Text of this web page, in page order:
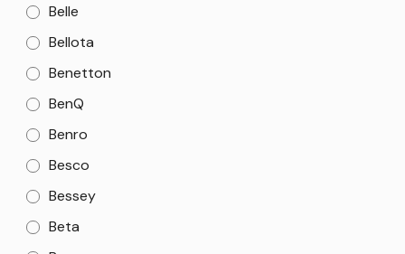
Belle
Bellota
Benetton
BenQ
Benro
Besco
Bessey
Beta